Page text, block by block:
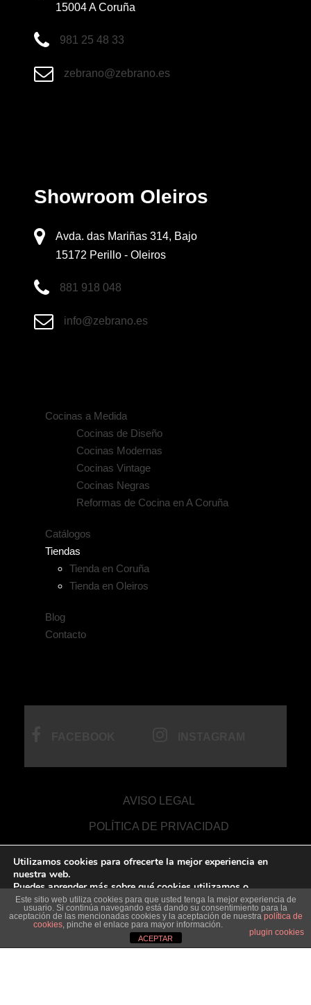
15004 A Coruña
981 25 48 33
zebrano@zebrano.es
Showroom Oleiros
Avda. das Mariñas 314, Bajo
15172 Perillo - Oleiros
881 918 048
info@zebrano.es
Cocinas a Medida
Cocinas de Diseño
Cocinas Modernas
Cocinas Vintage
Cocinas Negras
Reformas de Cocina en A Coruña
Catálogos
Tiendas
Tienda en Coruña
Tienda en Oleiros
Blog
Contacto
AVISO LEGAL
POLÍTICA DE PRIVACIDAD
Este sitio web utiliza cookies para que usted tenga la mejor experiencia de
usuario. Si continúa navegando está dando su consentimiento para la
aceptación de las mencionadas cookies y la aceptación de nuestra política de
cookies, pinche el enlace para mayor información.
plugin cookies
ACEPTAR
Utilizamos cookies para ofrecerte la mejor experiencia en
nuestra web.
Puedes aprender más sobre qué cookies utilizamos o
desactivarlas en losajustes.
Aceptar Rechazar Ajustes